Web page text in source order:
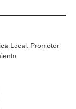
Local. Promotor